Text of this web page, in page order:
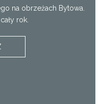
na obrzeżach Bytowa.
rok.